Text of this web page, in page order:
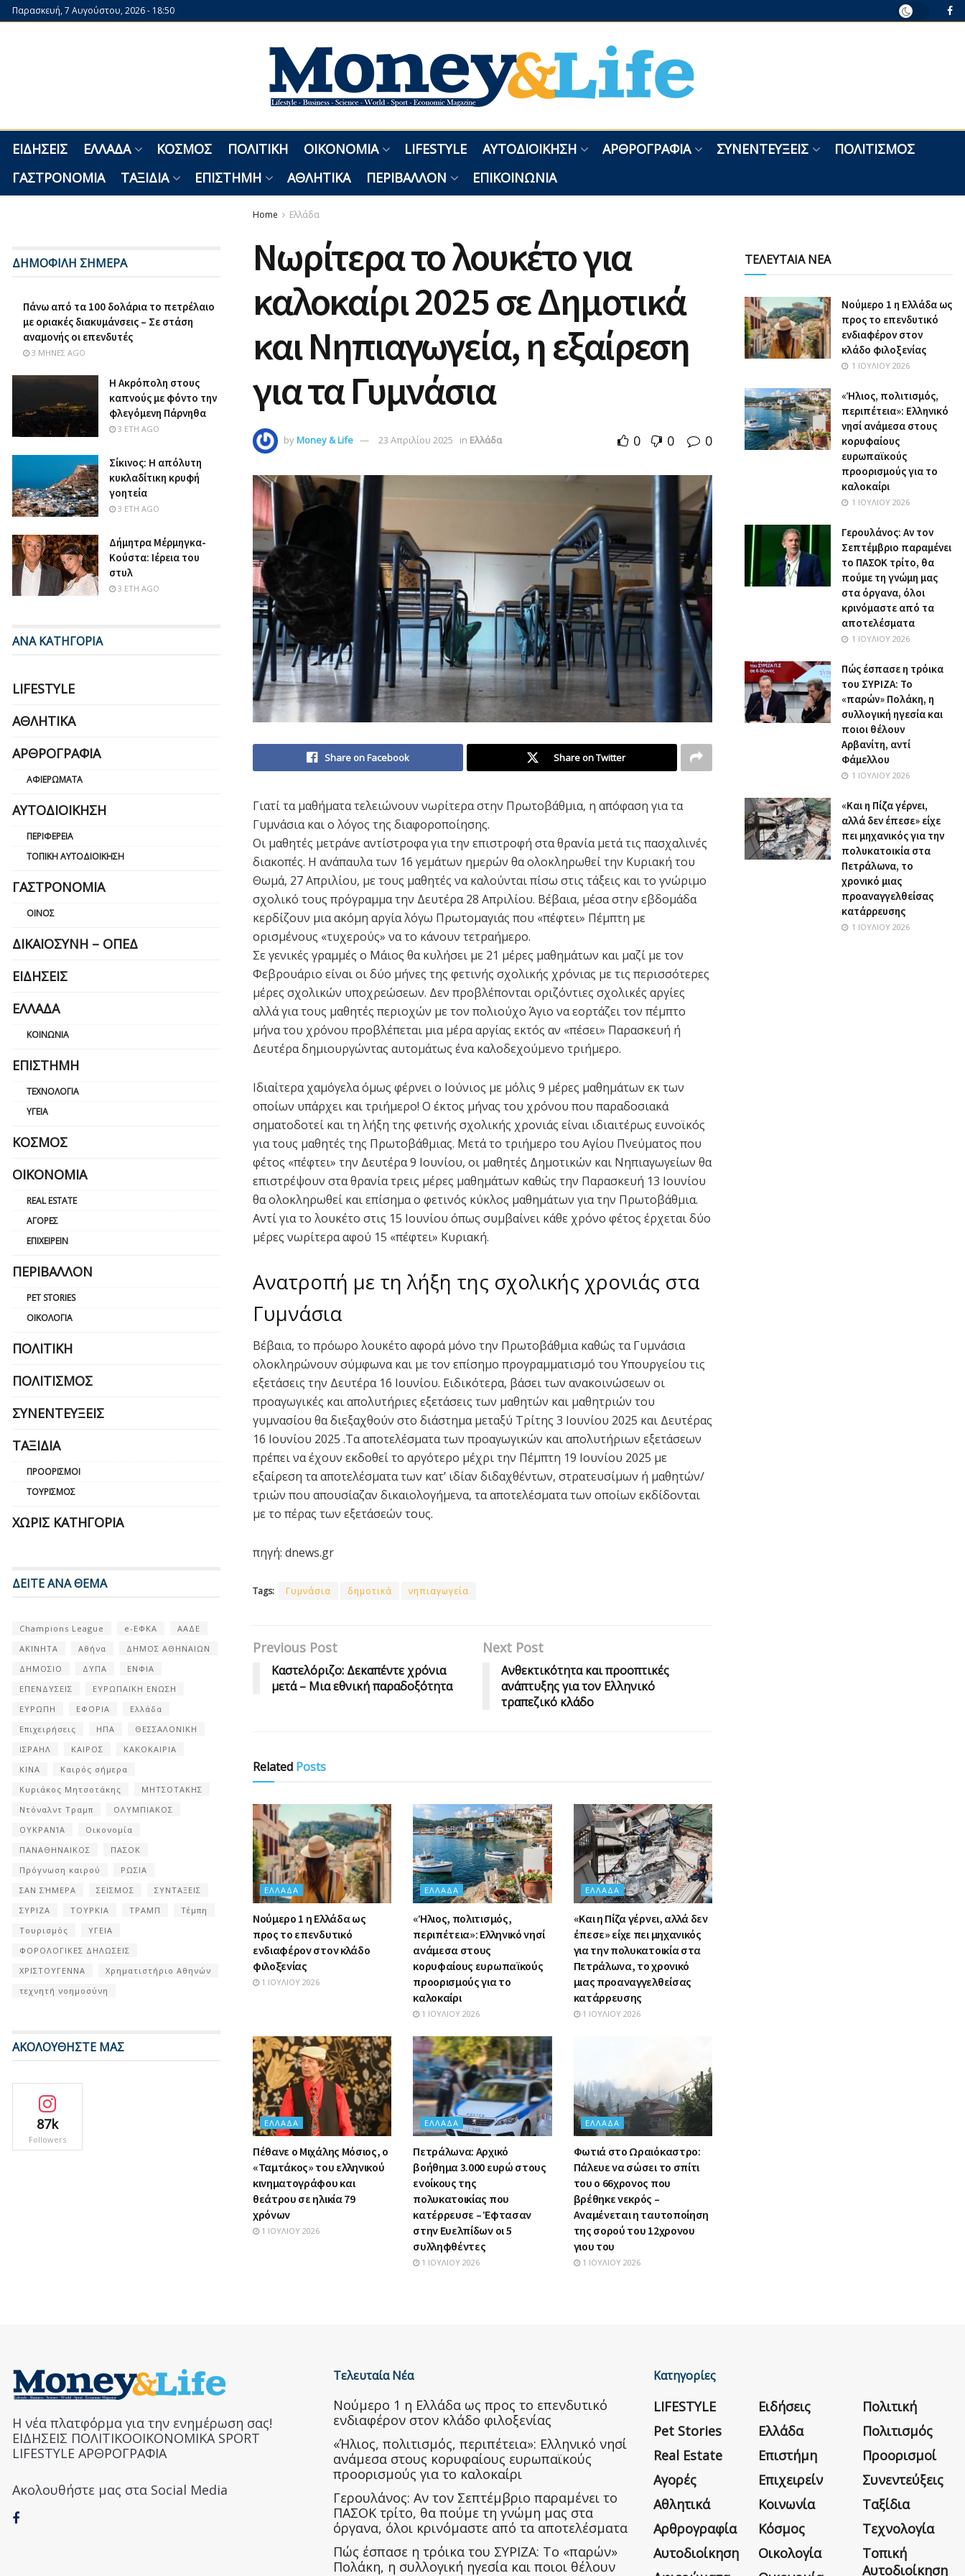
Παρασκευή, 7 Αυγούστου, 2026 - 18:50
ΕΙΔΉΣΕΙΣ ΕΛΛΆΔΑ ΚΌΣΜΟΣ ΠΟΛΙΤΙΚΉ ΟΙΚΟΝΟΜΊΑ LIFESTYLE ΑΥΤΟΔΙΟΊΚΗΣΗ ΑΡΘΡΟΓΡΑΦΊΑ ΣΥΝΕΝΤΕΎΞΕΙΣ
ΠΟΛΙΤΙΣΜΌΣ
ΓΑΣΤΡΟΝΟΜΊΑ
ΤΑΞΊΔΙΑ ΕΠΙΣΤΉΜΗ ΑΘΛΗΤΙΚΆ ΠΕΡΙΒΆΛΛΟΝ ΕΠΙΚΟΙΝΩΝΊΑ
Home Ελλάδα
Νωρίτερα το λουκέτο για
καλοκαίρι 2025 σε Δημοτικά
και Νηπιαγωγεία, η εξαίρεση
για τα Γυμνάσια
byMoney & Life 23 Απριλίου 2025 in Ελλάδα 0 0 0
Share on Facebook Share on Twitter
Γιατί τα μαθήματα τελειώνουν νωρίτερα στην Πρωτοβάθμια, η απόφαση για τα
Γυμνάσια και ο λόγος της διαφοροποίησης.
Οι μαθητές μετράνε αντίστροφα για την επιστροφή στα θρανία μετά τις πασχαλινές
διακοπές. Η ανάπαυλα των 16 γεμάτων ημερών θα ολοκληρωθεί την Κυριακή του
Θωμά, 27 Απριλίου, με τους μαθητές να καλούνται πίσω στις τάξεις και το γνώριμο
σχολικό τους πρόγραμμα την Δευτέρα 28 Απριλίου. Βέβαια, μέσα στην εβδομάδα
κερδίζουν μια ακόμη αργία λόγω Πρωτομαγιάς που «πέφτει» Πέμπτη με
ορισμένους «τυχερούς» να το κάνουν τετραήμερο.
Σε γενικές γραμμές ο Μάιος θα κυλήσει με 21 μέρες μαθημάτων και μαζί με τον
Φεβρουάριο είναι οι δύο μήνες της φετινής σχολικής χρόνιας με τις περισσότερες
μέρες σχολικών υποχρεώσεων. Δεν προβλέπονται οριζόντιες σχολικές αργίες
αλλά για τους μαθητές περιοχών με τον πολιούχο Άγιο να εορτάζει τον πέμπτο
μήνα του χρόνου προβλέπεται μια μέρα αργίας εκτός αν «πέσει» Παρασκευή ή
Δευτέρα δημιουργώντας αυτομάτως ένα καλοδεχούμενο τριήμερο.
Ιδιαίτερα χαμόγελα όμως φέρνει ο Ιούνιος με μόλις 9 μέρες μαθημάτων εκ των
οποίων υπάρχει και τριήμερο! Ο έκτος μήνας του χρόνου που παραδοσιακά
σηματοδοτεί και τη λήξη της φετινής σχολικής χρονιάς είναι ιδιαιτέρως ευνοϊκός
για τους μαθητές της Πρωτοβάθμιας. Μετά το τριήμερο του Αγίου Πνεύματος που
φέτος «πέφτει» την Δευτέρα 9 Ιουνίου, οι μαθητές Δημοτικών και Νηπιαγωγείων θα
επιστρέψουν στα θρανία τρεις μέρες μαθημάτων καθώς την Παρασκευή 13 Ιουνίου
θα ολοκληρωθεί και επίσημα ο φετινός κύκλος μαθημάτων για την Πρωτοβάθμια.
Αντί για το λουκέτο στις 15 Ιουνίου όπως συμβαίνει κάθε χρόνο φέτος έρχεται δύο
μέρες νωρίτερα αφού 15 «πέφτει» Κυριακή.
Ανατροπή με τη λήξη της σχολικής χρονιάς στα
Γυμνάσια
Βέβαια, το πρόωρο λουκέτο αφορά μόνο την Πρωτοβάθμια καθώς τα Γυμνάσια
ολοκληρώνουν σύμφωνα και με τον επίσημο προγραμματισμό του Υπουργείου τις
εξετάσεις την Δευτέρα 16 Ιουνίου. Ειδικότερα, βάσει των ανακοινώσεων οι
προαγωγικές και απολυτήριες εξετάσεις των μαθητών και μαθητριών του
γυμνασίου θα διεξαχθούν στο διάστημα μεταξύ Τρίτης 3 Ιουνίου 2025 και Δευτέρας
16 Ιουνίου 2025 .Τα αποτελέσματα των προαγωγικών και απολυτήριων εξετάσεων
πρέπει να έχουν εκδοθεί το αργότερο μέχρι την Πέμπτη 19 Ιουνίου 2025 με
εξαίρεση τα αποτελέσματα των κατ’ ιδίαν διδαχθέντων, στρατευσίμων ή μαθητών/
τριών που απουσίαζαν δικαιολογήμενα, τα αποτελέσματα των οποίων εκδίδονται
με το πέρας των εξετάσεών τους.
πηγή: dnews.gr
Tags: Γυμνάσια δημοτικά νηπιαγωγεία
Previous Post
Καστελόριζο: Δεκαπέντε χρόνια
μετά – Μια εθνική παραδοξότητα
Next Post
Ανθεκτικότητα και προοπτικές
ανάπτυξης για τον Ελληνικό
τραπεζικό κλάδο
Related Posts
ΕΛΛΆΔΑ
Nούμερο 1 η Ελλάδα ως
προς το επενδυτικό
ενδιαφέρον στον κλάδο
φιλοξενίας
1 ΙΟΥΛΊΟΥ 2026
ΕΛΛΆΔΑ
«Ήλιος, πολιτισμός,
περιπέτεια»: Ελληνικό νησί
ανάμεσα στους
κορυφαίους ευρωπαϊκούς
προορισμούς για το
καλοκαίρι
1 ΙΟΥΛΊΟΥ 2026
ΕΛΛΆΔΑ
«Και η Πίζα γέρνει, αλλά δεν
έπεσε» είχε πει μηχανικός
για την πολυκατοικία στα
Πετράλωνα, το χρονικό
μιας προαναγγελθείσας
κατάρρευσης
1 ΙΟΥΛΊΟΥ 2026
ΕΛΛΆΔΑ
Πέθανε ο Μιχάλης Μόσιος, ο
«Ταμτάκος» του ελληνικού
κινηματογράφου και
θεάτρου σε ηλικία 79
χρόνων
1 ΙΟΥΛΊΟΥ 2026
ΕΛΛΆΔΑ
Πετράλωνα: Αρχικό
βοήθημα 3.000 ευρώ στους
ενοίκους της
πολυκατοικίας που
κατέρρευσε – Έφτασαν
στην Ευελπίδων οι 5
συλληφθέντες
1 ΙΟΥΛΊΟΥ 2026
ΕΛΛΆΔΑ
Φωτιά στο Ωραιόκαστρο:
Πάλευε να σώσει το σπίτι
του ο 66χρονος που
βρέθηκε νεκρός –
Αναμένεται η ταυτοποίηση
της σορού του 12χρονου
γιου του
1 ΙΟΥΛΊΟΥ 2026
ΔΗΜΟΦΙΛΗ ΣΗΜΕΡΑ
Πάνω από τα 100 δολάρια το πετρέλαιο
με οριακές διακυμάνσεις – Σε στάση
αναμονής οι επενδυτές
3 ΜΉΝΕΣ AGO
Η Ακρόπολη στους
καπνούς με φόντο την
φλεγόμενη Πάρνηθα
3 ΈΤΗ AGO
Σίκινος: Η απόλυτη
κυκλαδίτικη κρυφή
γοητεία
3 ΈΤΗ AGO
Δήμητρα Μέρμηγκα-
Κούστα: Ιέρεια του
στυλ
3 ΈΤΗ AGO
ΑΝΑ ΚΑΤΗΓΟΡΙΑ
LIFESTYLE
ΑΘΛΗΤΙΚΆ
ΑΡΘΡΟΓΡΑΦΊΑ
ΑΦΙΕΡΏΜΑΤΑ
ΑΥΤΟΔΙΟΊΚΗΣΗ
ΠΕΡΙΦΈΡΕΙΑ
ΤΟΠΙΚΉ ΑΥΤΟΔΙΟΊΚΗΣΗ
ΓΑΣΤΡΟΝΟΜΊΑ
ΟΊΝΟΣ
ΔΙΚΑΙΟΣΎΝΗ – ΟΠΕΔ
ΕΙΔΉΣΕΙΣ
ΕΛΛΆΔΑ
ΚΟΙΝΩΝΊΑ
ΕΠΙΣΤΉΜΗ
ΤΕΧΝΟΛΟΓΊΑ
ΥΓΕΊΑ
ΚΌΣΜΟΣ
ΟΙΚΟΝΟΜΊΑ
REAL ESTATE
ΑΓΟΡΈΣ
ΕΠΙΧΕΙΡΕΊΝ
ΠΕΡΙΒΆΛΛΟΝ
PET STORIES
ΟΙΚΟΛΟΓΊΑ
ΠΟΛΙΤΙΚΉ
ΠΟΛΙΤΙΣΜΌΣ
ΣΥΝΕΝΤΕΎΞΕΙΣ
ΤΑΞΊΔΙΑ
ΠΡΟΟΡΙΣΜΟΊ
ΤΟΥΡΙΣΜΌΣ
ΧΩΡΊΣ ΚΑΤΗΓΟΡΊΑ
ΔΕΙΤΕ ΑΝΑ ΘΕΜΑ
Champions League e-ΕΦΚΑ
ΑΑΔΕ
ΑΚΙΝΗΤΑ
Αθήνα
ΔΗΜΟΣ ΑΘΗΝΑΙΩΝ
ΔΗΜΟΣΙΟ
ΔΥΠΑ
ΕΝΦΙΑ
ΕΠΕΝΔΥΣΕΙΣ
ΕΥΡΩΠΑΪΚΗ ΕΝΩΣΗ
ΕΥΡΩΠΗ
ΕΦΟΡΙΑ
Ελλάδα
Επιχειρήσεις
ΗΠΑ
ΘΕΣΣΑΛΟΝΙΚΗ
ΙΣΡΑΗΛ
ΚΑΙΡΟΣ
ΚΑΚΟΚΑΙΡΙΑ
ΚΙΝΑ
Καιρός σήμερα
Κυριάκος Μητσοτάκης
ΜΗΤΣΟΤΑΚΗΣ
Ντόναλντ Τραμπ
ΟΛΥΜΠΙΑΚΟΣ
ΟΥΚΡΑΝΊΑ
Οικονομία
ΠΑΝΑΘΗΝΑΙΚΟΣ
ΠΑΣΟΚ
Πρόγνωση καιρού
ΡΩΣΙΑ
ΣΑΝ ΣΉΜΕΡΑ
ΣΕΙΣΜΟΣ
ΣΥΝΤΑΞΕΙΣ
ΣΥΡΙΖΑ
ΤΟΥΡΚΙΑ ΤΡΑΜΠ
Τέμπη
Τουρισμός
ΥΓΕΙΑ
ΦΟΡΟΛΟΓΙΚΕΣ ΔΗΛΩΣΕΙΣ
ΧΡΙΣΤΟΥΓΕΝΝΑ
Χρηματιστήριο Αθηνών
τεχνητή νοημοσύνη
ΑΚΟΛΟΥΘΗΣΤΕ ΜΑΣ
87k
Followers
ΤΕΛΕΥΤΑΙΑ ΝΕΑ
Nούμερο 1 η Ελλάδα ως
προς το επενδυτικό
ενδιαφέρον στον
κλάδο φιλοξενίας
1 ΙΟΥΛΊΟΥ 2026
«Ήλιος, πολιτισμός,
περιπέτεια»: Ελληνικό
νησί ανάμεσα στους
κορυφαίους
ευρωπαϊκούς
προορισμούς για το
καλοκαίρι
1 ΙΟΥΛΊΟΥ 2026
Γερουλάνος: Αν τον
Σεπτέμβριο παραμένει
το ΠΑΣΟΚ τρίτο, θα
πούμε τη γνώμη μας
στα όργανα, όλοι
κρινόμαστε από τα
αποτελέσματα
1 ΙΟΥΛΊΟΥ 2026
Πώς έσπασε η τρόικα
του ΣΥΡΙΖΑ: Το
«παρών» Πολάκη, η
συλλογική ηγεσία και
ποιοι θέλουν
Αρβανίτη, αντί
Φάμελλου
1 ΙΟΥΛΊΟΥ 2026
«Και η Πίζα γέρνει,
αλλά δεν έπεσε» είχε
πει μηχανικός για την
πολυκατοικία στα
Πετράλωνα, το
χρονικό μιας
προαναγγελθείσας
κατάρρευσης
1 ΙΟΥΛΊΟΥ 2026
Η νέα πλατφόρμα για την ενημέρωση σας!
ΕΙΔΗΣΕΙΣ ΠΟΛΙΤΙΚΟΟΙΚΟΝΟΜΙΚΑ SPORT
LIFESTYLE ΑΡΘΡΟΓΡΑΦΙΑ
Ακολουθήστε μας στα Social Media
Τελευταία Νέα
Nούμερο 1 η Ελλάδα ως προς το επενδυτικό
ενδιαφέρον στον κλάδο φιλοξενίας
«Ήλιος, πολιτισμός, περιπέτεια»: Ελληνικό νησί
ανάμεσα στους κορυφαίους ευρωπαϊκούς
προορισμούς για το καλοκαίρι
Γερουλάνος: Αν τον Σεπτέμβριο παραμένει το
ΠΑΣΟΚ τρίτο, θα πούμε τη γνώμη μας στα
όργανα, όλοι κρινόμαστε από τα αποτελέσματα
Πώς έσπασε η τρόικα του ΣΥΡΙΖΑ: Το «παρών»
Πολάκη, η συλλογική ηγεσία και ποιοι θέλουν
Κατηγορίες
LIFESTYLE
Pet Stories
Real Estate
Αγορές
Αθλητικά
Αρθρογραφία
Αυτοδιοίκηση
Ειδήσεις
Ελλάδα
Επιστήμη
Επιχειρείν
Κοινωνία
Κόσμος
Οικολογία
Πολιτική
Πολιτισμός
Προορισμοί
Συνεντεύξεις
Ταξίδια
Τεχνολογία
Τοπική
Αυτοδιοίκηση